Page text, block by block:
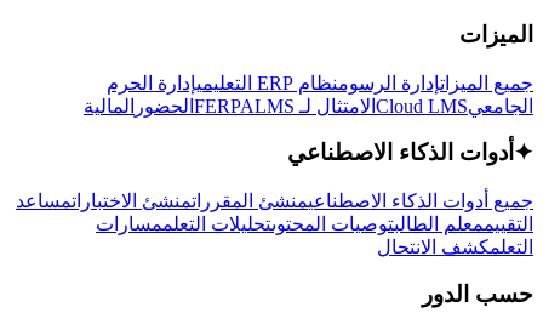
الميزات
جميع الميزاتإدارة الرسومنظام ERP التعليمي
إدارة الحرم
الجامعيCloud LMS الامتثال لـ FERPA LMS الحضور المالية
✦ أدوات الذكاء الاصطناعي
جميع أدوات الذكاء الاصطناعيمنشئ المقرراتمنشئ الاختباراتمساعد
التقييممعلم الطالبتوصيات المحتوىتحليلات التعلممسارات
التعلمكشف الانتحال
حسب الدور